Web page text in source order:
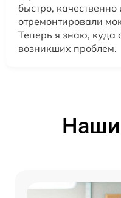
быстро, качественно
отремонтировали
Теперь я знаю, куда
возникших проблем.
Наши